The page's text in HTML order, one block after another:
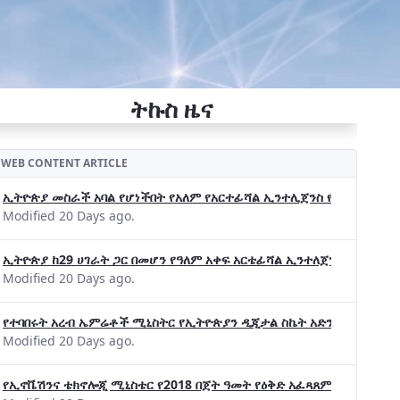
ትኩስ ዜና
WEB CONTENT ARTICLE
ኢትዮጵያ መስራች አባል የሆነችበት የአለም የአርተፊሻል ኢንተሊጀንስ የትብብር
Modified 20 Days ago.
ኢትዮጵያ ከ29 ሀገራት ጋር በመሆን የዓለም አቀፍ አርቴፊሻል ኢንተለጀንስ ትብብር
Modified 20 Days ago.
የተባበሩት አረብ ኤምሬቶች ሚኒስትር የኢትዮጵያን ዲጂታል ስኬት አድንቀዋል
Modified 20 Days ago.
የኢኖቬሽንና ቴክኖሎጂ ሚኒስቴር የ2018 በጀት ዓመት የዕቅድ አፈጻጸምና የቀጣይ